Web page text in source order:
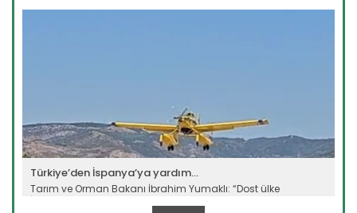
Devamını Oku ->
Türkiye’den İspanya’ya yardım...
Tarım ve Orman Bakanı İbrahim Yumaklı: “Dost ülke
İspanya’nın...